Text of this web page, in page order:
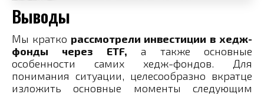
Выводы
Мы кратко рассмотрели инвестиции в хедж-
фонды через ETF, а также основные
особенности самих хедж-фондов. Для
понимания ситуации, целесообразно вкратце
изложить основные моменты следующим